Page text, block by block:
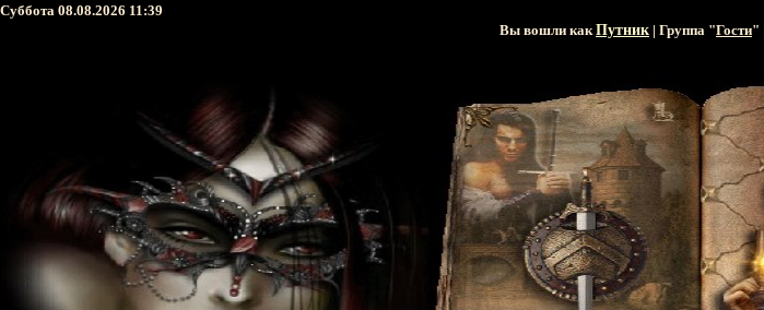
Суббота 08.08.2026 11:39
Вы вошли какПутник | Группа "Гости"